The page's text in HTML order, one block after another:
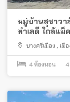
หมู่บ้านสุชาวา
ทำเลดี ใกล้แม็
บางศรีเมือง เมื
4 ห้องนอน 4